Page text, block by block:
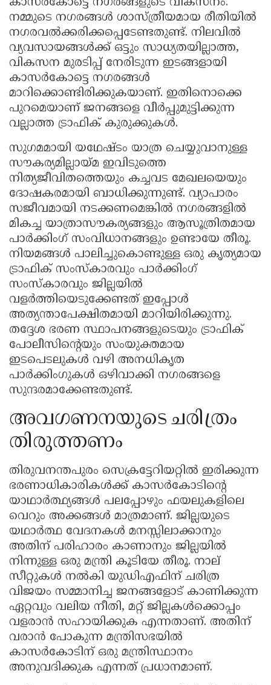
കാസർകോട്ടെ നഗരങ്ങളുടെ വികസനം.
നമ്മുടെ നഗരങ്ങൾ ശാസ്ത്രീയമായ രീതിയിൽ
നഗരവൽക്കരിക്കപ്പെടേണ്ടതുണ്ട്. നിലവിൽ
വ്യവസായങ്ങൾക്ക് ഒട്ടും സാധ്യതയില്ലാത്ത,
വികസന മുരടിപ്പ് നേരിടുന്ന ഇടങ്ങളായി
കാസർകോട്ടെ നഗരങ്ങൾ
മാറിക്കൊണ്ടിരിക്കുകയാണ്. ഇതിനൊക്കെ
പുറമെയാണ് ജനങ്ങളെ വീർപ്പുമുട്ടിക്കുന്ന
വല്ലാത്ത ട്രാഫിക് കുരുക്കുകൾ.
സുഗമമായി യഥേഷ്ടം യാത്ര ചെയ്യുവാനുള്ള
സൗകര്യമില്ലായ്മ ഇവിടുത്തെ
നിത്യജീവിതത്തെയും കച്ചവട മേഖലയെയും
ദോഷകരമായി ബാധിക്കുന്നുണ്ട്. വ്യാപാരം
സജീവമായി നടക്കണമെങ്കിൽ നഗരങ്ങളിൽ
മികച്ച യാത്രാസൗകര്യങ്ങളും ആസൂത്രിതമായ
പാർക്കിംഗ് സംവിധാനങ്ങളും ഉണ്ടായേ തീരൂ.
നിയമങ്ങൾ പാലിച്ചുകൊണ്ടുള്ള ഒരു കൃത്യമായ
ട്രാഫിക് സംസ്കാരവും പാർക്കിംഗ്
സംസ്കാരവും ജില്ലയിൽ
വളർത്തിയെടുക്കേണ്ടത് ഇപ്പോൾ
അത്യന്താപേക്ഷിതമായി മാറിയിരിക്കുന്നു.
തദ്ദേശ ഭരണ സ്ഥാപനങ്ങളുടെയും ട്രാഫിക്
പോലീസിന്റെയും സംയുക്തമായ
ഇടപെടലുകൾ വഴി അനധികൃത
പാർക്കിംഗുകൾ ഒഴിവാക്കി നഗരങ്ങളെ
സുന്ദരമാക്കേണ്ടതുണ്ട്.
അവഗണനയുടെ ചരിത്രം
തിരുത്തണം
തിരുവനന്തപുരം സെക്രട്ടേറിയറ്റിൽ ഇരിക്കുന്ന
ഭരണാധികാരികൾക്ക് കാസർകോടിന്റെ
യാഥാർത്ഥ്യങ്ങൾ പലപ്പോഴും ഫയലുകളിലെ
വെറും അക്കങ്ങൾ മാത്രമാണ്. ജില്ലയുടെ
യഥാർത്ഥ വേദനകൾ മനസ്സിലാക്കാനും
അതിന് പരിഹാരം കാണാനും ജില്ലയിൽ
നിന്നുള്ള ഒരു മന്ത്രി കൂടിയേ തീരൂ. നാല്
സീറ്റുകൾ നൽകി യുഡിഎഫിന് ചരിത്ര
വിജയം സമ്മാനിച്ച ജനങ്ങളോട് കാണിക്കുന്ന
ഏറ്റവും വലിയ നീതി, മറ്റ് ജില്ലകൾക്കൊപ്പം
വളരാൻ സഹായിക്കുക എന്നതാണ്. അതിന്
വരാൻ പോകുന്ന മന്ത്രിസഭയിൽ
കാസർകോടിന് ഒരു മന്ത്രിസ്ഥാനം
അനുവദിക്കുക എന്നത് പ്രധാനമാണ്.